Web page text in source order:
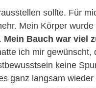
sollte. Für
Mein Körper wurde
Mein Bauch war viel
ich mir gewünscht,
keine
ganz langsam wieder